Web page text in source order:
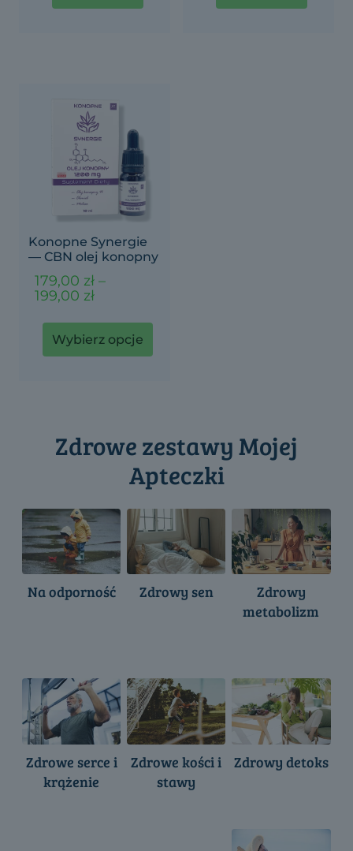
Konopne Synergie
— CBN olej konopny
179,00 zł –
199,00 złZakres
od
179,00 zł
do
Wybierz opcje
Opcje
można
produktu
Zdrowe zestawy Mojej
Apteczki
Na odporność Zdrowy sen
Zdrowy
metabolizm
Zdrowe serce i
krążenie
Zdrowe kości i
stawy
Zdrowy detoks